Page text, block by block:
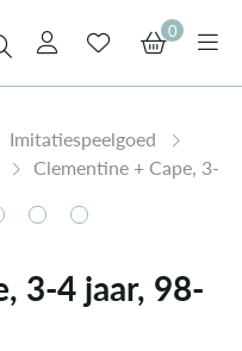
0
Imitatiespeelgoed
Clementine + Cape, 3-
3-4 jaar, 98-